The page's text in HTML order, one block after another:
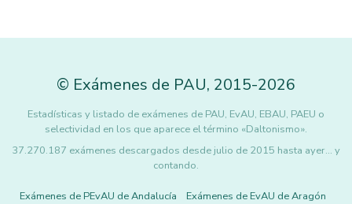
© Exámenes de PAU, 2015-2026
Estadísticas y listado de exámenes de PAU, EvAU, EBAU, PAEU o
selectividad en los que aparece el término «Daltonismo».
37.270.187 exámenes descargados desde julio de 2015 hasta ayer... y
contando.
Exámenes de PEvAU de Andalucía
Exámenes de EvAU de Aragón